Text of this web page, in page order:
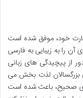
خود، موفق شده است
را به زیبایی به فارسی
از پیچیدگی های زبانی
بزرگسالان لذت بخش می
صحیح، باعث شده است